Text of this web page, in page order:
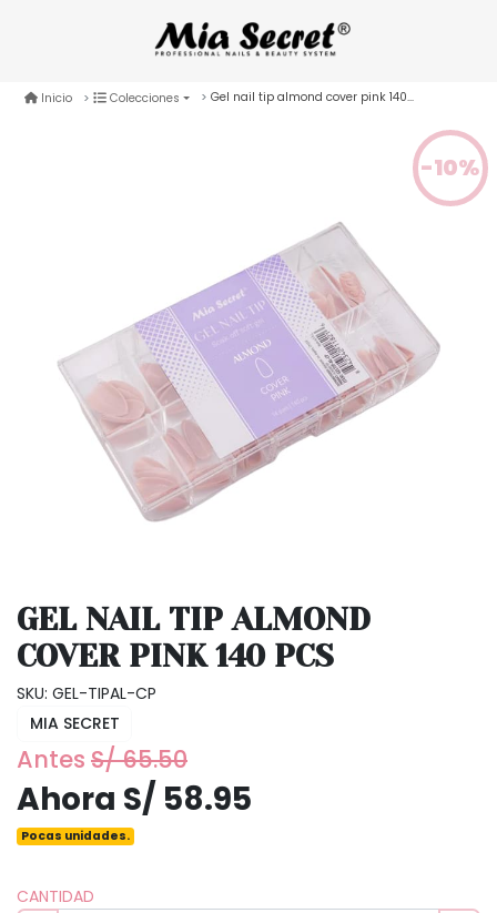
Inicio Colecciones Gel nail tip almond cover pink 140 pcs
-10%
GEL NAIL TIP ALMOND
COVER PINK 140 PCS
SKU: GEL-TIPAL-CP
MIA SECRET
Antes S/ 65.50
Ahora S/ 58.95
Pocas unidades.
CANTIDAD